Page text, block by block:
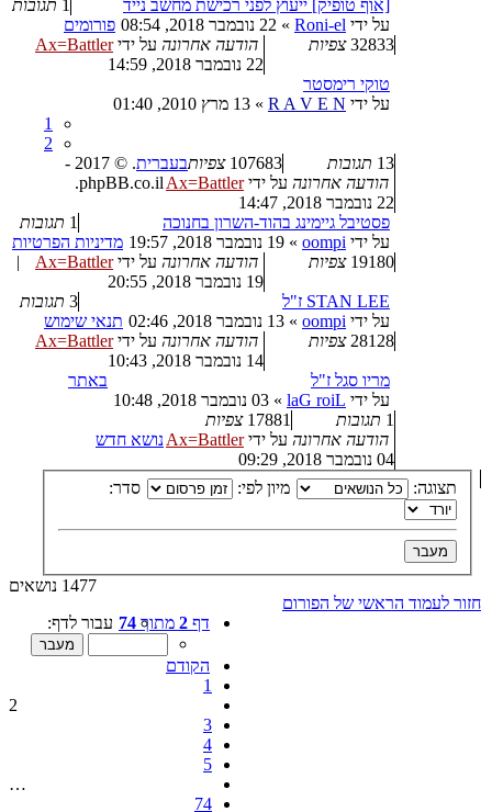
[אוף טופיק] ייעוץ לפני רכישת מחשב נייד
על ידי Roni-el
» 22 נובמבר 2018, 08:54
1 תגובות
32833 צפיות הודעה אחרונה על ידיAx=Battler
22 נובמבר 2018, 14:59
טוקי רימסטר
על ידי R A V E N
» 13 מרץ 2010, 01:40
1
2
13 תגובות 107683 צפיות
הודעה אחרונה על ידיAx=Battler
22 נובמבר 2018, 14:47
פסטיבל גיימינג בהוד-השרון בחנוכה
על ידי oompi
» 19 נובמבר 2018, 19:57
1 תגובות
19180 צפיות הודעה אחרונה על ידיAx=Battler
19 נובמבר 2018, 20:55
STAN LEE ז"ל
על ידי oompi
» 13 נובמבר 2018, 02:46
3 תגובות
28128 צפיות הודעה אחרונה על ידיAx=Battler
14 נובמבר 2018, 10:43
מריו סגל ז"ל
על ידי laG roiL
» 03 נובמבר 2018, 10:48
1 תגובות 17881 צפיות
הודעה אחרונה על ידיAx=Battler
04 נובמבר 2018, 09:29
נושא חדש
תצוגה: מיון לפי: סדר:
1477 נושאים
דף 2 מתוך 74 עבור לדף:
הקודם
1
2
3
4
5
…
74
חזור לעמוד הראשי של הפורום
פורומים
בעברית
. © 2017 -
phpBB.co.il.
מדיניות הפרטיות
|
תנאי שימוש
באתר